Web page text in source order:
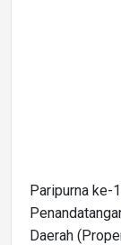
Paripurna ke-
Daerah